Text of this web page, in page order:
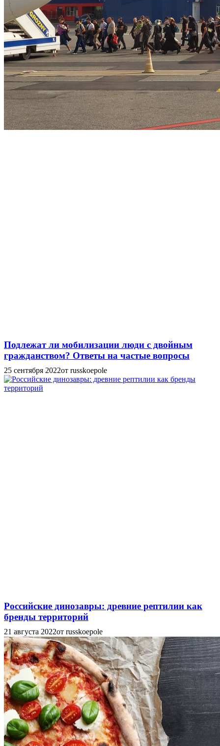
Подлежат ли мобилизации люди с двойным
гражданством? Ответы на частые вопросы
25 сентября 2022от russkoepole
Российские динозавры: древние рептилии как
бренды территорий
21 августа 2022от russkoepole